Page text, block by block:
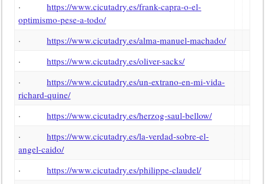
·https://www.cicutadry.es/frank-capra-o-el-
optimismo-pese-a-todo/
·https://www.cicutadry.es/alma-manuel-machado/
·https://www.cicutadry.es/oliver-sacks/
·https://www.cicutadry.es/un-extrano-en-mi-vida-
richard-quine/
·https://www.cicutadry.es/herzog-saul-bellow/
·https://www.cicutadry.es/la-verdad-sobre-el-
angel-caido/
·https://www.cicutadry.es/philippe-claudel/